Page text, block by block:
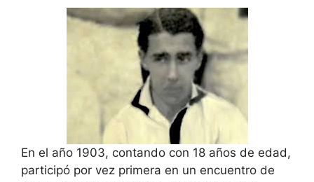
En el año 1903, contando con 18 años de edad,
participó por vez primera en un encuentro de